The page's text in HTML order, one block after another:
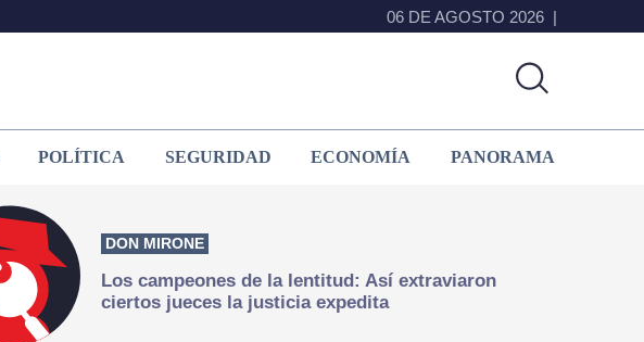
06 DE AGOSTO 2026
POLÍTICA SEGURIDAD ECONOMÍA PANORAMA
DON MIRONE
Los campeones de la lentitud: Así extraviaron
ciertos jueces la justicia expedita